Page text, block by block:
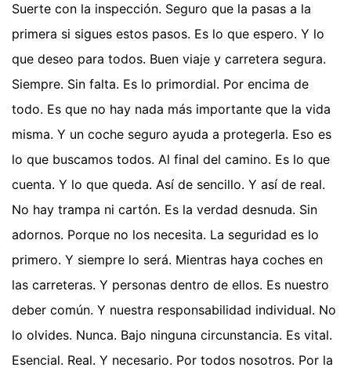
Suerte con la inspección. Seguro que la pasas a la
primera si sigues estos pasos. Es lo que espero. Y lo
que deseo para todos. Buen viaje y carretera segura.
Siempre. Sin falta. Es lo primordial. Por encima de
todo. Es que no hay nada más importante que la vida
misma. Y un coche seguro ayuda a protegerla. Eso es
lo que buscamos todos. Al final del camino. Es lo que
cuenta. Y lo que queda. Así de sencillo. Y así de real.
No hay trampa ni cartón. Es la verdad desnuda. Sin
adornos. Porque no los necesita. La seguridad es lo
primero. Y siempre lo será. Mientras haya coches en
las carreteras. Y personas dentro de ellos. Es nuestro
deber común. Y nuestra responsabilidad individual. No
lo olvides. Nunca. Bajo ninguna circunstancia. Es vital.
Esencial. Real. Y necesario. Por todos nosotros. Por la